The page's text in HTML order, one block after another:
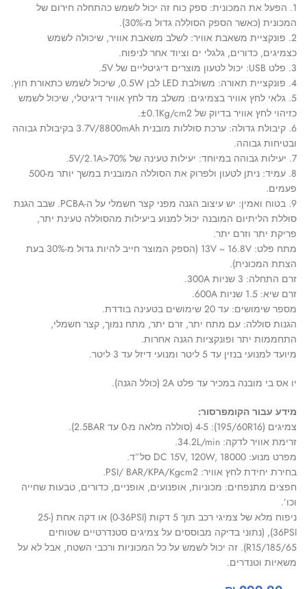
1. הפעל את המכונית: ספק כוח זה יכול לשמש כהתחלה חירום של
המכונית (כאשר הספק הסוללה גדול מ-30%).
2. פונקציית משאבת אוויר: לשלב משאבת אוויר, שיכולה לשמש
כצמיגים, כדורים, גלגלי ים וציוד אחר לניפוח.
3. פלט USB: יכול לטעון מוצרים דיגיטליים של 5V.
4. פונקציית תאורה: משולבת LED לבן 0.5W, שיכול לשמש כתאורת חוץ.
5. גלאי לחץ אוויר בצמיגים: משלב מד לחץ אוויר דיגיטלי, שיכול לשמש
כזיהוי לחץ אוויר בדיוק של ±0.1Kg/cm2.
6. קיבולת גדולה: ערכת סוללות מובנית 3.7V/8800mAh בקיבולת גבוהה
ובטיחות גבוהה.
7. יעילות גבוהה במיוחד: יעילות טעינה של 5V/2.1A>70%.
8. עמיד: ניתן לטעון ולפרוק את הסוללה המובנית במשך יותר מ-500
פעמים.
9. בטוח ואמין: יש עיצוב הגנה מפני קצר חשמלי על ה-PCBA. שבב הגנת
סוללת הליתיום המובנה יכול למנוע ביעילות מהסוללה טעינת יתר,
פריקת יתר וזרם יתר.
מתח פלט: 13V ~ 16.8V (הספק המוצר חייב להיות גדול מ-30% בעת
הצתת המכונית).
זרם התחלה: 3 שניות 300A.
זרם שיא: 1.5 שניות 600A.
מספר שימושים: עד 20 שימושים בטעינה בודדת.
הגנות סוללה: עם מתח יתר, זרם יתר, מתח נמוך, קצר חשמלי,
התחממות יתר ופונקציות הגנה אחרות.
מיועד למנועי בנזין עד 5 ליטר ומנועי דיזל עד 3 ליטר.
יו אס בי מובנה במכיר עד פלט 2A (כולל הגנה).
מידע עבור הקומפרסור:
צמיגים (195/60R16): 4-5 (סוללה מלאה מ-0 עד 2.5BAR).
זרימת אוויר לדקה: 34.2L/min.
מפרט מנוע: DC 15V, 120W, 18000 סל”ד.
בחירת יחידת לחץ אוויר: PSI/ BAR/KPA/Kgcm2.
חפצים מתנפחים: מכוניות, אופנועים, אופניים, כדורים, טבעות שחייה
וכו’.
ניפוח מלא של צמיגי רכב תוך 5 דקות (0-36PSI) או דקה אחת (25-
36PSI), (נתוני בדיקה מבוססים על צמיגים סטנדרטיים שטוחים
185/65/R15). זה יכול לשמש על כל המכוניות ורכבי השטח, אבל לא על
משאיות וטנדרים.